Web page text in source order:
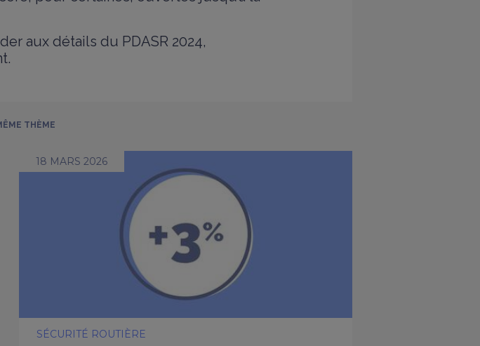
aux détails du PDASR 2024,
THÈME
18 MARS 2026
SÉCURITÉ ROUTIÈRE